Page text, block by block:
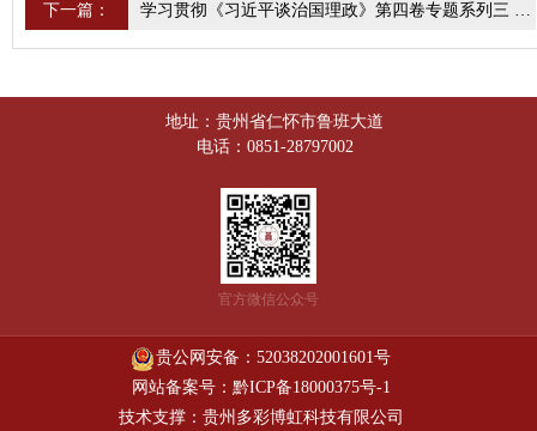
下一篇： 学习贯彻《习近平谈治国理政》第四卷专题系列三 —— 携手推动构建人类命运共同体
地址：贵州省仁怀市鲁班大道
电话：0851-28797002
官方微信公众号
贵公网安备：52038202001601号
网站备案号：黔ICP备18000375号-1
技术支撑：贵州多彩博虹科技有限公司